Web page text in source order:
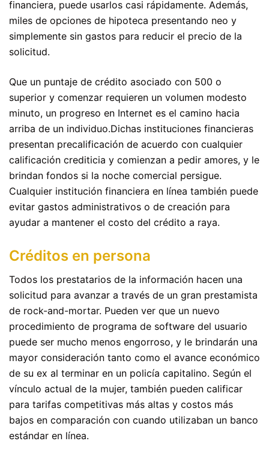
financiera, puede usarlos casi rápidamente. Además,
miles de opciones de hipoteca presentando neo y
simplemente sin gastos para reducir el precio de la
solicitud.
Que un puntaje de crédito asociado con 500 o
superior y comenzar requieren un volumen modesto
minuto, un progreso en Internet es el camino hacia
arriba de un individuo.Dichas instituciones financieras
presentan precalificación de acuerdo con cualquier
calificación crediticia y comienzan a pedir amores, y le
brindan fondos si la noche comercial persigue.
Cualquier institución financiera en línea también puede
evitar gastos administrativos o de creación para
ayudar a mantener el costo del crédito a raya.
Créditos en persona
Todos los prestatarios de la información hacen una
solicitud para avanzar a través de un gran prestamista
de rock-and-mortar. Pueden ver que un nuevo
procedimiento de programa de software del usuario
puede ser mucho menos engorroso, y le brindarán una
mayor consideración tanto como el avance económico
de su ex al terminar en un policía capitalino. Según el
vínculo actual de la mujer, también pueden calificar
para tarifas competitivas más altas y costos más
bajos en comparación con cuando utilizaban un banco
estándar en línea.